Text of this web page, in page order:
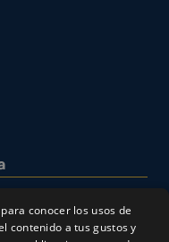
conocer los usos de
contenido a tus gustos y